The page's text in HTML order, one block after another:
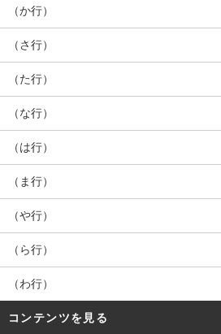
（か行）
（さ行）
（た行）
（な行）
（は行）
（ま行）
（や行）
（ら行）
（わ行）
コンテンツを見る